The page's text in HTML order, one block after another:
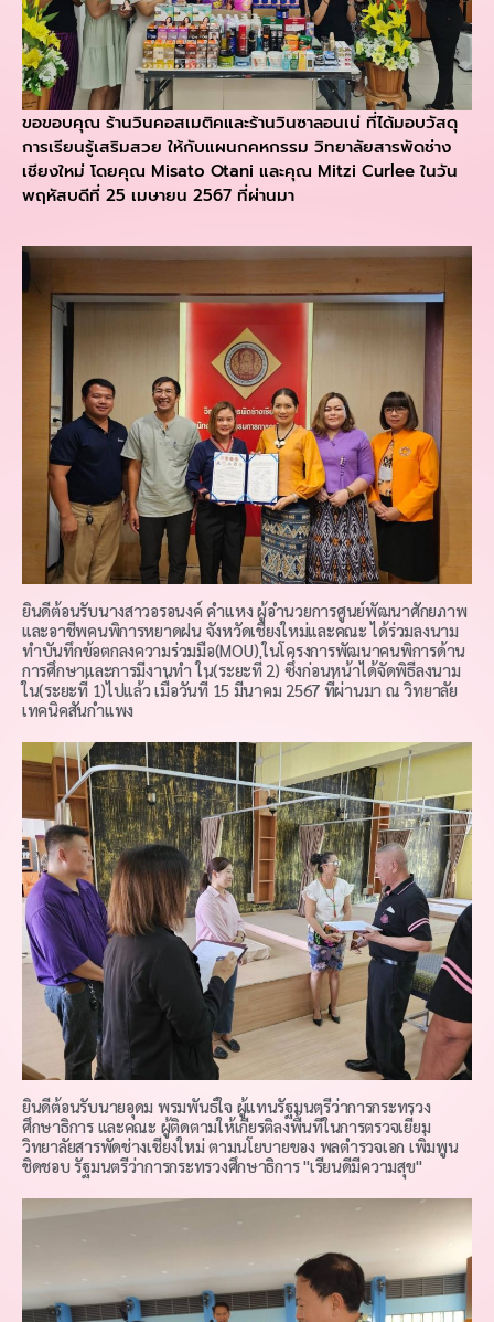
ขอขอบคุณ ร้านวินคอสเมติคและร้านวินซาลอนเน่ ที่ได้มอบวัสดุ
การเรียนรู้เสริมสวย ให้กับแผนกคหกรรม วิทยาลัยสารพัดช่าง
เชียงใหม่ โดยคุณ Misato Otani และคุณ Mitzi Curlee ในวัน
พฤหัสบดีที่ 25 เมษายน 2567 ที่ผ่านมา
ยินดีต้อนรับนางสาวอรอนงค์ คำแหง ผู้อำนวยการศูนย์พัฒนาศักยภาพ
และอาชีพคนพิการหยาดฝน จังหวัดเชียงใหม่และคณะ ได้ร่วมลงนาม
ทำบันทึกข้อตกลงความร่วมมือ(MOU) ในโครงการพัฒนาคนพิการด้าน
การศึกษาและการมีงานทำ ใน(ระยะที่ 2) ซึ่งก่อนหน้าได้จัดพิธีลงนาม
ใน(ระยะที่ 1)ไปแล้ว เมื่อวันที่ 15 มีนาคม 2567 ที่ผ่านมา ณ วิทยาลัย
เทคนิคสันกำแพง
ยินดีต้อนรับนายอุดม พรมพันธ์ใจ ผู้แทนรัฐมนตรีว่าการกระทรวง
ศึกษาธิการ และคณะ ผู้ติดตามให้เกียรติลงพื้นที่ในการตรวจเยี่ยม
วิทยาลัยสารพัดช่างเชียงใหม่ ตามนโยบายของ พลตำรวจเอก เพิ่มพูน
ชิดชอบ รัฐมนตรีว่าการกระทรวงศึกษาธิการ "เรียนดีมีความสุข"